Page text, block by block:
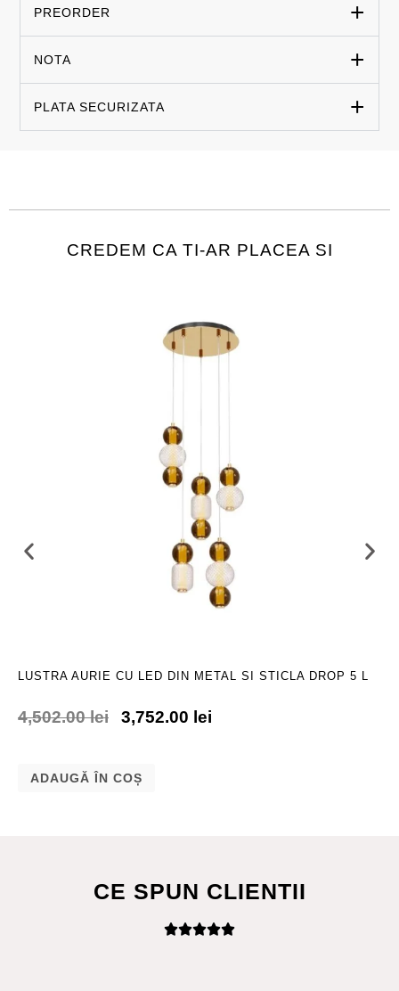
PREORDER
NOTA
PLATA SECURIZATA
CREDEM CA TI-AR PLACEA SI
LUSTRA AURIE CU LED DIN METAL SI STICLA DROP 5 L
4,502.00lei 3,752.00 lei
ADAUGĂ ÎN COȘ
CE SPUN CLIENTII